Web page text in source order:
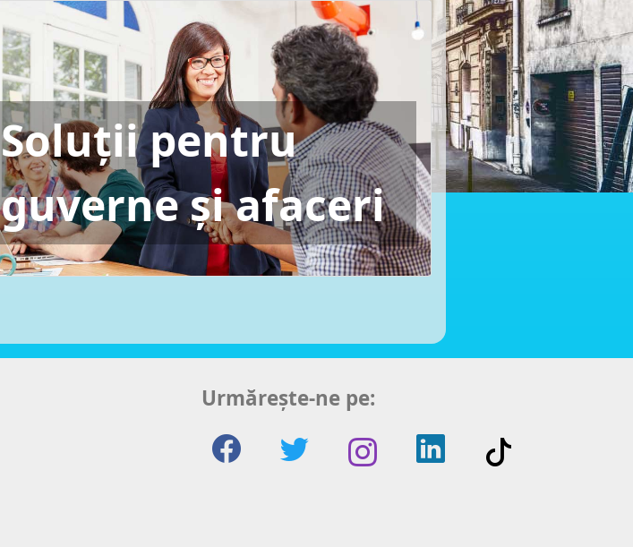
Soluții pentru
guverne și afaceri
Urmărește-ne pe: